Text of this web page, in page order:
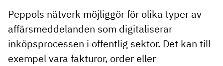
Peppols nätverk möjliggör för olika typer av
affärsmeddelanden som digitaliserar
inköpsprocessen i offentlig sektor. Det kan till
exempel vara fakturor, order eller